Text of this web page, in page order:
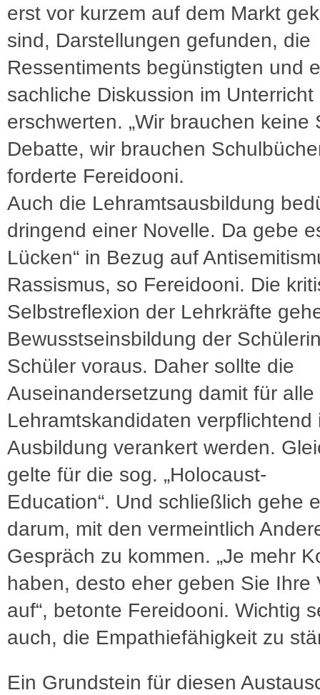
erst vor kurzem auf dem Markt
sind, Darstellungen gefunden, die
Ressentiments begünstigten und
sachliche Diskussion im Unterricht
erschwerten. „Wir brauchen keine
Debatte, wir brauchen
forderte Fereidooni.
Auch die Lehramtsausbildung
dringend einer Novelle. Da gebe
Lücken“ in Bezug auf
Rassismus, so Fereidooni. Die
Selbstreflexion der Lehrkräfte
Bewusstseinsbildung der
Schüler voraus. Daher sollte die
Auseinandersetzung damit für alle
Lehramtskandidaten verpflichtend
Ausbildung verankert werden.
gelte für die sog. „Holocaust-
Education“. Und schließlich gehe
darum, mit den vermeintlich
Gespräch zu kommen. „Je mehr
haben, desto eher geben Sie Ihre
auf“, betonte Fereidooni. Wichtig
auch, die Empathiefähigkeit zu
Ein Grundstein für diesen